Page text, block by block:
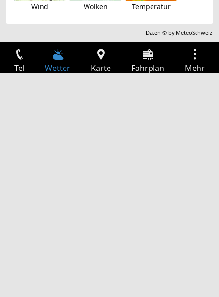
Wind Wolken Temperatur
Daten © by MeteoSchweiz
Tel Wetter Karte Fahrplan Mehr